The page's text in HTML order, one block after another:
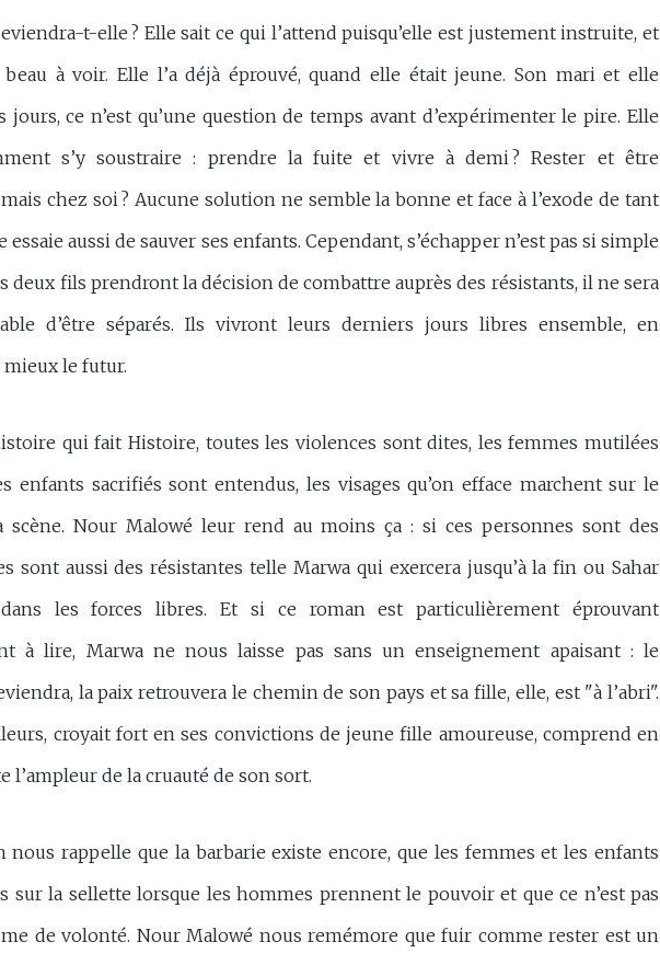
t-elle ? Elle sait ce qui l’attend puisqu’elle est justement instruite, et
beau à voir. Elle l’a déjà éprouvé, quand elle était jeune. Son mari et elle
jours, ce n’est qu’une question de temps avant d’expérimenter le pire. Elle
s’y soustraire : prendre la fuite et vivre à demi ? Rester et être
chez soi ? Aucune solution ne semble la bonne et face à l’exode de tant
essaie aussi de sauver ses enfants. Cependant, s’échapper n’est pas si simple
deux fils prendront la décision de combattre auprès des résistants, il ne sera
d’être séparés. Ils vivront leurs derniers jours libres ensemble, en
mieux le futur.
qui fait Histoire, toutes les violences sont dites, les femmes mutilées
enfants sacrifiés sont entendus, les visages qu’on efface marchent sur le
scène. Nour Malowé leur rend au moins ça : si ces personnes sont des
sont aussi des résistantes telle Marwa qui exercera jusqu’à la fin ou Sahar
les forces libres. Et si ce roman est particulièrement éprouvant
à lire, Marwa ne nous laisse pas sans un enseignement apaisant : le
la paix retrouvera le chemin de son pays et sa fille, elle, est "à l’abri".
croyait fort en ses convictions de jeune fille amoureuse, comprend en
l’ampleur de la cruauté de son sort.
nous rappelle que la barbarie existe encore, que les femmes et les enfants
sur la sellette lorsque les hommes prennent le pouvoir et que ce n’est pas
de volonté. Nour Malowé nous remémore que fuir comme rester est un